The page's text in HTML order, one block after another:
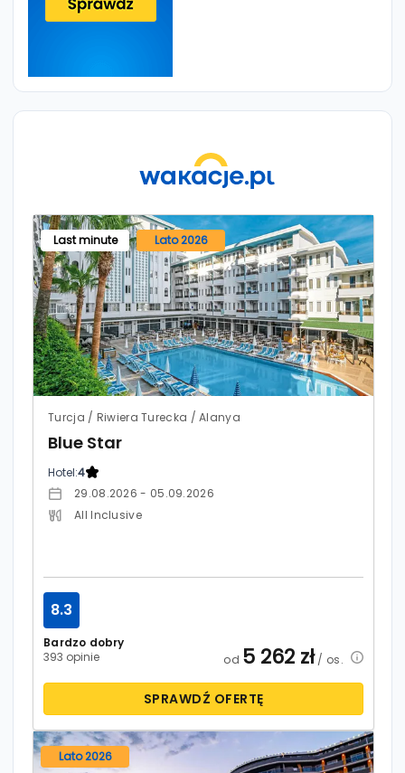
Last minute Lato 2026
Turcja / Riwiera Turecka / Alanya
Blue Star
Hotel:4
29.08.2026 - 05.09.2026
All Inclusive
Bardzo dobry
393 opinie
8.3
od 5 262 zł/ os.
SPRAWDŹ OFERTĘ
Lato 2026